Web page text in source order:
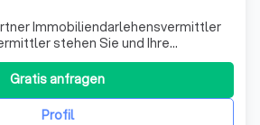
Immobiliendarlehensvermittler
stehen Sie und Ihre
Mittelpunkt. Wir wissen, dass viele
sich Zeit für ihre
nehmen. Deshalb sind wir hier, um
Ihnen zu h
Profil
Gratis anfragen